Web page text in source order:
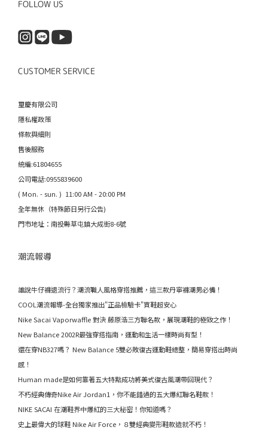
FOLLOW US
CUSTOMER SERVICE
璽慶有限公司
隱私權政策
條款與細則
售後服務
統編:61804655
公司電話:0955839600
( Mon. - sun. ) 11:00 AM - 20:00 PM
全年無休（特殊節日另行公告)
門市地址：南投縣草屯鎮大成街8-6號
潮流報導
誰說牛仔褲退流行？潮流職人風格穿搭推薦，這三款丹寧褲潮男必備！
COOL潮流報導-全台獨家推出"正品檢驗卡"買鞋超安心
Nike Sacai Vaporwaffle 對決 藤原浩三方聯名款，展現潮鞋的極致之作！
New Balance 2002R最強穿搭指南，運動和生活一樣時尚有型！
還在穿NB327嗎？ New Balance 5雙必敗復古運動鞋總整，簡易穿搭出時尚
感！
Human made是如何靠著五大特點成功將美式復古風潮帶回現代？
不朽經典傳奇Nike Air Jordan1，你不能錯過的五大爆紅聯名鞋款！
NIKE SACAI 在潮鞋界中爆紅的三大秘密！你知道嗎？
史上最偉大的球鞋 Nike Air Force，８雙經典變形鞋款造就不朽！